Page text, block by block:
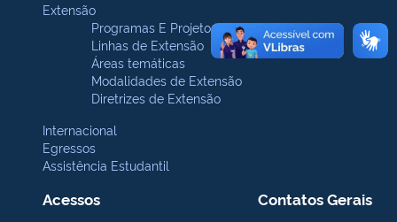
Extensão
Programas E Projetos
Linhas de Extensão
Áreas temáticas
Modalidades de Extensão
Diretrizes de Extensão
Internacional
Egressos
Assistência Estudantil
Acessos Contatos Gerais